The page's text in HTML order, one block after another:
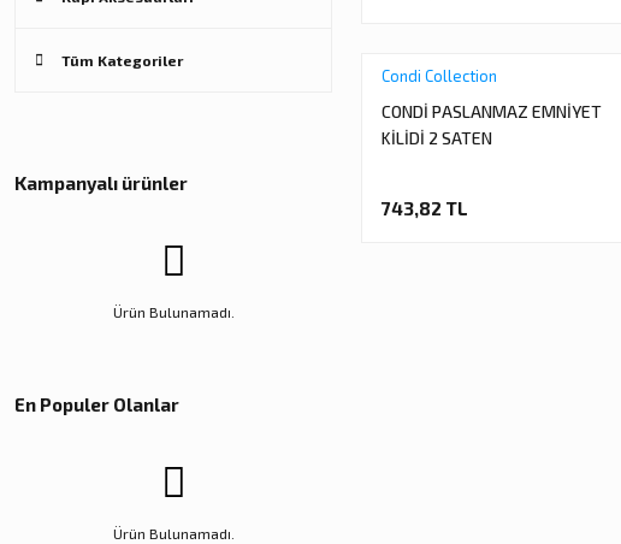
Tüm Kategoriler
Kampanyalı ürünler
Ürün Bulunamadı.
En Populer Olanlar
Ürün Bulunamadı.
Condi Collection
CONDİ PASLANMAZ EMNİYET
KİLİDİ 2 SATEN
743,82 TL